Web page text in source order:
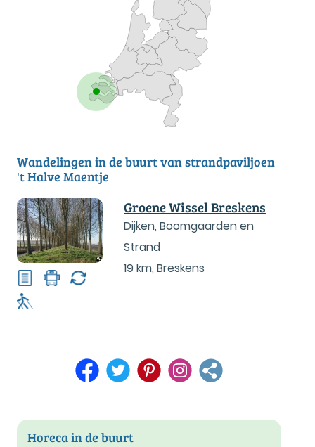
Wandelingen in de buurt van strandpaviljoen
't Halve Maentje
Groene Wissel Breskens
Dijken, Boomgaarden en
Strand
19 km,Breskens
Horeca in de buurt